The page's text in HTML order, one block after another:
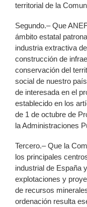
territorial de la
Segundo.– Que
ámbito estatal
industria extractiva
construcción de
conservación del
social de nuestro
de interesada en el
establecido en los
de 1 de octubre de
la Administraciones
Tercero.– Que la
los principales
industrial de España
explotaciones y
de recursos
ordenación resulta